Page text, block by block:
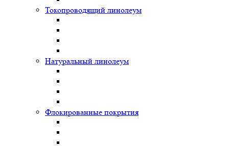
Токопроводящий линолеум
Натуральный линолеум
Флокированные покрытия